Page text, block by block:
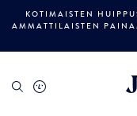
KOTIMAISTEN
AMMATTILAISTEN